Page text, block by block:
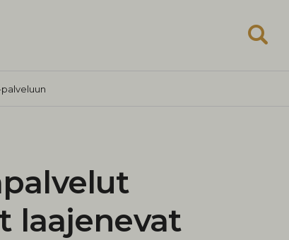
laajenevat